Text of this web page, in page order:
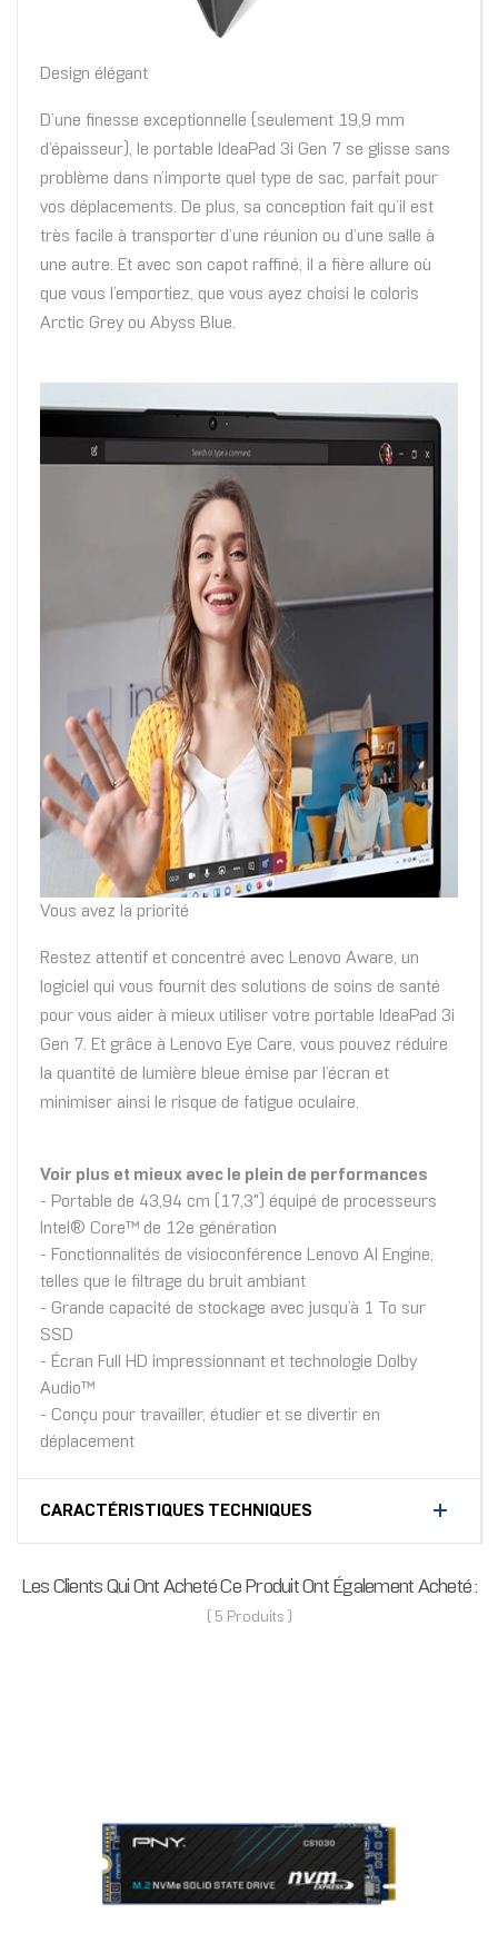
Design élégant
D’une finesse exceptionnelle (seulement 19,9 mm
d’épaisseur), le portable IdeaPad 3i Gen 7 se glisse sans
problème dans n’importe quel type de sac, parfait pour
vos déplacements. De plus, sa conception fait qu’il est
très facile à transporter d’une réunion ou d’une salle à
une autre. Et avec son capot raffiné, il a fière allure où
que vous l’emportiez, que vous ayez choisi le coloris
Arctic Grey ou Abyss Blue.
Vous avez la priorité
Restez attentif et concentré avec Lenovo Aware, un
logiciel qui vous fournit des solutions de soins de santé
pour vous aider à mieux utiliser votre portable IdeaPad 3i
Gen 7. Et grâce à Lenovo Eye Care, vous pouvez réduire
la quantité de lumière bleue émise par l’écran et
minimiser ainsi le risque de fatigue oculaire.
Voir plus et mieux avec le plein de performances
- Portable de 43,94 cm (17,3") équipé de processeurs
Intel® Core™ de 12e génération
- Fonctionnalités de visioconférence Lenovo AI Engine,
telles que le filtrage du bruit ambiant
- Grande capacité de stockage avec jusqu’à 1 To sur
SSD
- Écran Full HD impressionnant et technologie Dolby
Audio™
- Conçu pour travailler, étudier et se divertir en
déplacement
CARACTÉRISTIQUES TECHNIQUES
Les Clients Qui Ont Acheté Ce Produit Ont Également Acheté :
( 5 Produits )